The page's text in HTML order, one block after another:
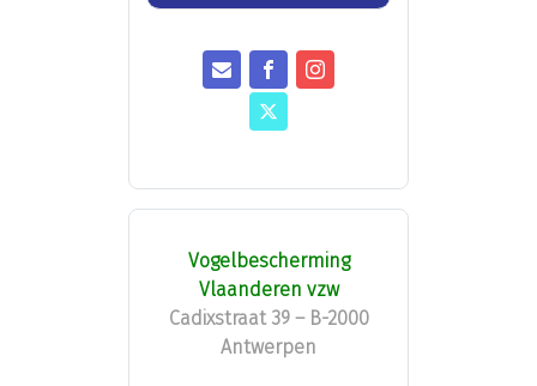
Vogelbescherming
Vlaanderen vzw
Cadixstraat 39 – B-2000
Antwerpen